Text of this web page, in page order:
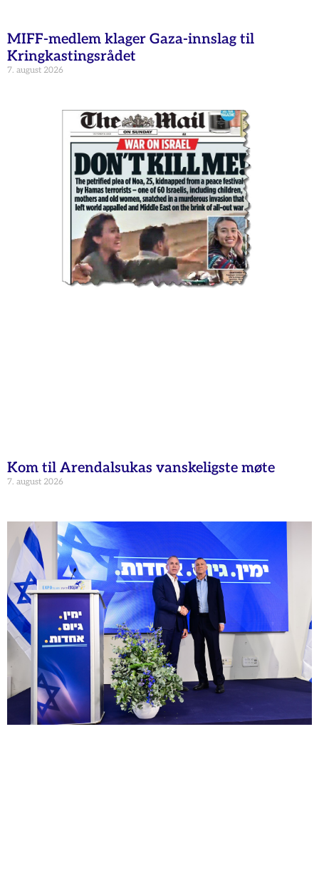
MIFF-medlem klager Gaza-innslag til
Kringkastingsrådet
7. august 2026
Kom til Arendalsukas vanskeligste møte
7. august 2026